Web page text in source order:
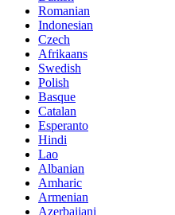
Romanian
Indonesian
Czech
Afrikaans
Swedish
Polish
Basque
Catalan
Esperanto
Hindi
Lao
Albanian
Amharic
Armenian
Azerbaijani